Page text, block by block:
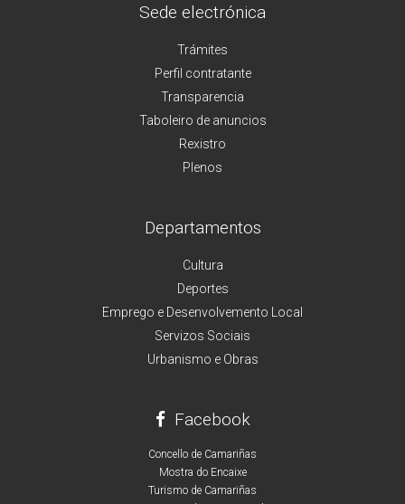
Sede electrónica
Trámites
Perfil contratante
Transparencia
Taboleiro de anuncios
Rexistro
Plenos
Departamentos
Cultura
Deportes
Emprego e Desenvolvemento Local
Servizos Sociais
Urbanismo e Obras
Facebook
Concello de Camariñas
Mostra do Encaixe
Turismo de Camariñas